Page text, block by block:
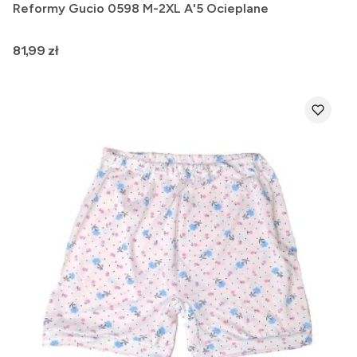
Reformy Gucio 0598 M-2XL A'5 Ocieplane
Cena
81,99 zł